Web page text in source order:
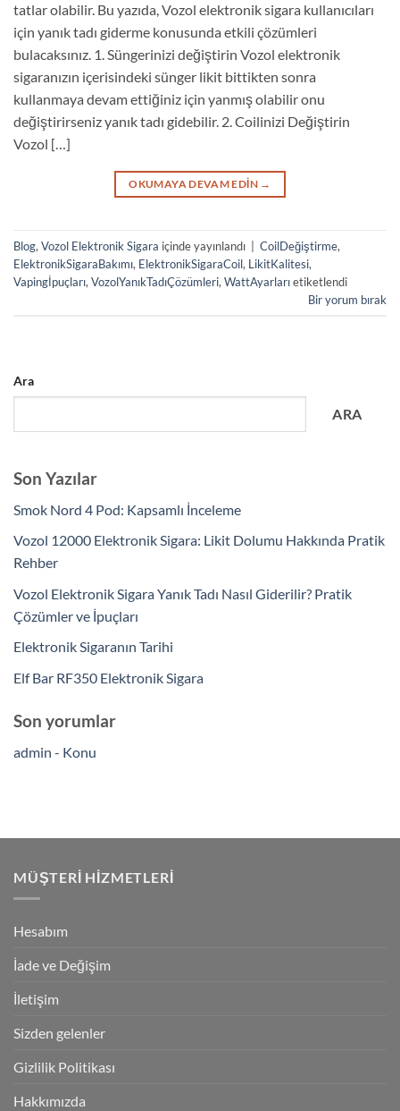
tatlar olabilir. Bu yazıda, Vozol elektronik sigara kullanıcıları
için yanık tadı giderme konusunda etkili çözümleri
bulacaksınız. 1. Süngerinizi değiştirin Vozol elektronik
sigaranızın içerisindeki sünger likit bittikten sonra
kullanmaya devam ettiğiniz için yanmış olabilir onu
değiştirirseniz yanık tadı gidebilir. 2. Coilinizi Değiştirin
Vozol […]
OKUMAYA DEVAM EDIN →
Blog, Vozol Elektronik Sigara içinde yayınlandı | CoilDeğiştirme,
ElektronikSigaraBakımı, ElektronikSigaraCoil, LikitKalitesi,
Vapingİpuçları, VozolYanıkTadıÇözümleri, WattAyarlarıetiketlendi
Bir yorum bırak
Ara
ARA
Son Yazılar
Smok Nord 4 Pod: Kapsamlı İnceleme
Vozol 12000 Elektronik Sigara: Likit Dolumu Hakkında Pratik
Rehber
Vozol Elektronik Sigara Yanık Tadı Nasıl Giderilir? Pratik
Çözümler ve İpuçları
Elektronik Sigaranın Tarihi
Elf Bar RF350 Elektronik Sigara
Son yorumlar
admin - Konu
MÜŞTERI HIZMETLERI
Hesabım
İade ve Değişim
İletişim
Sizden gelenler
Gizlilik Politikası
Hakkımızda